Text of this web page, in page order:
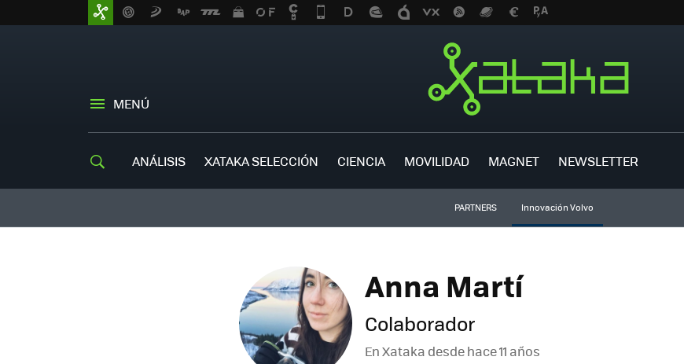
MENÚ
ANÁLISIS XATAKA SELECCIÓN CIENCIA MOVILIDAD MAGNET NEWSLETTER
PARTNERS Innovación Volvo
Anna Martí
Colaborador
En Xataka desdehace 11 años